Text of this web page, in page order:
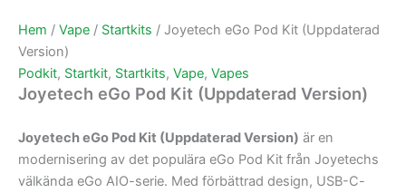
Hem / Vape / Startkits / Joyetech eGo Pod Kit (Uppdaterad
Version)
Podkit, Startkit, Startkits, Vape, Vapes
Joyetech eGo Pod Kit (Uppdaterad Version)
Joyetech eGo Pod Kit (Uppdaterad Version) är en
modernisering av det populära eGo Pod Kit från Joyetechs
välkända eGo AIO-serie. Med förbättrad design, USB-C-